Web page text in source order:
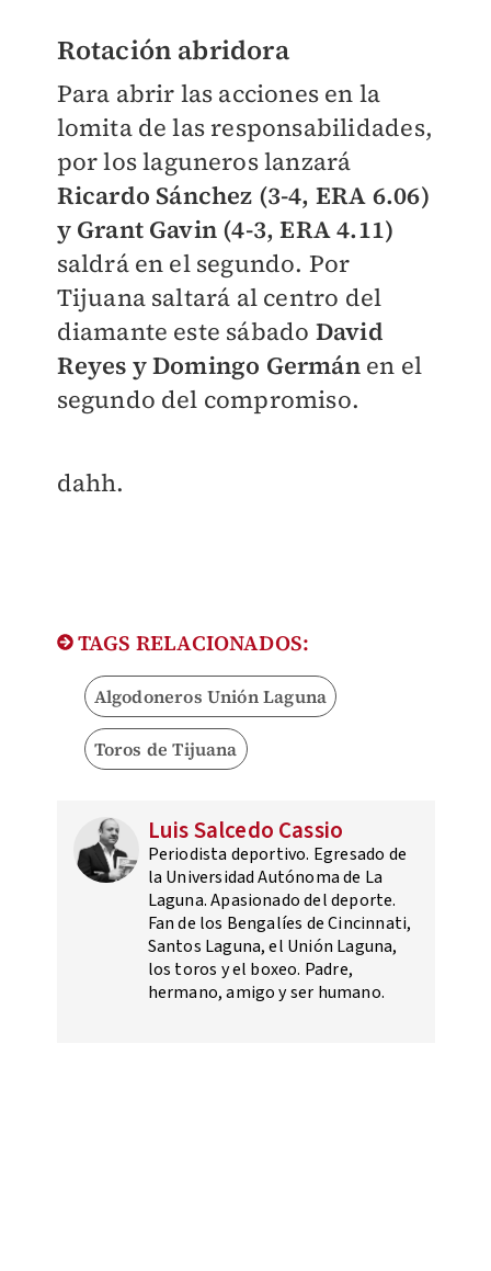
Rotación abridora
Para abrir las acciones en la
lomita de las responsabilidades,
por los laguneros lanzará
Ricardo Sánchez (3-4, ERA 6.06)
y Grant Gavin (4-3, ERA 4.11)
saldrá en el segundo. Por
Tijuana saltará al centro del
diamante este sábado David
Reyes y Domingo Germán en el
segundo del compromiso.
dahh.
TAGS RELACIONADOS:
Algodoneros Unión Laguna
Toros de Tijuana
Luis Salcedo Cassio
Periodista deportivo. Egresado de
la Universidad Autónoma de La
Laguna. Apasionado del deporte.
Fan de los Bengalíes de Cincinnati,
Santos Laguna, el Unión Laguna,
los toros y el boxeo. Padre,
hermano, amigo y ser humano.